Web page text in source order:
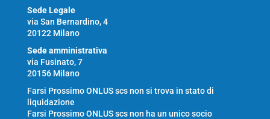
Sede Legale
via San Bernardino, 4
20122 Milano
Sede amministrativa
via Fusinato, 7
20156 Milano
Farsi Prossimo ONLUS scs non si trova in stato di
liquidazione
Farsi Prossimo ONLUS scs non ha un unico socio